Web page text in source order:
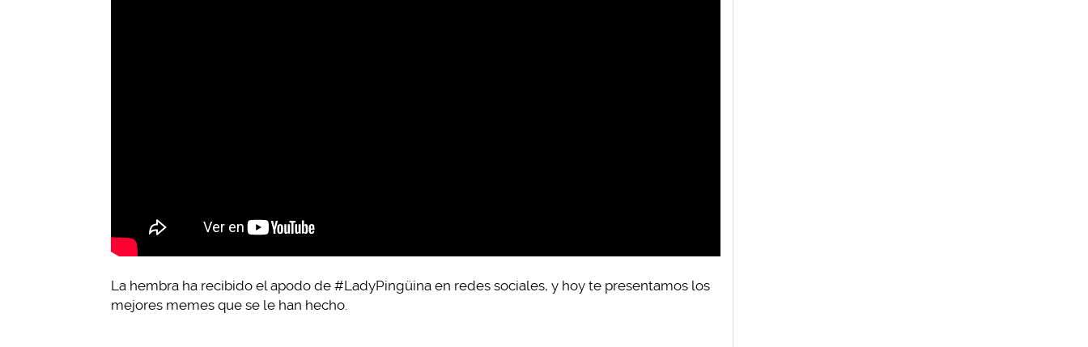
La hembra ha recibido el apodo de #LadyPingüina en redes sociales, y hoy te presentamos los
mejores memes que se le han hecho.